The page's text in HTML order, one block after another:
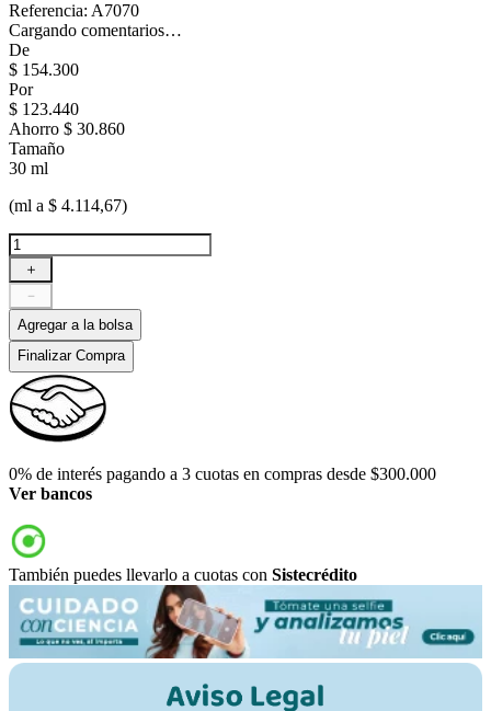
Referencia: A7070
Cargando comentarios…
De
$ 154.300
Por
$ 123.440
Ahorro $ 30.860
Tamaño
30 ml
(ml a $ 4.114,67)
＋
－
Agregar a la bolsa
Finalizar Compra
0% de interés pagando a 3 cuotas en compras desde $300.000
Ver bancos
También puedes llevarlo a cuotas con Sistecrédito